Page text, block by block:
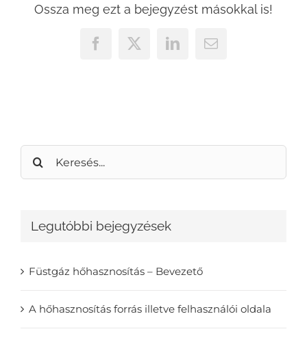
Ossza meg ezt a bejegyzést másokkal is!
Facebook
X LinkedInEmail:
Keresés...
Legutóbbi bejegyzések
Füstgáz hőhasznosítás – Bevezető
A hőhasznosítás forrás illetve felhasználói oldala